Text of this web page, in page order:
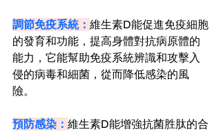
調節免疫系統： 維生素D能促進免疫細胞
的發育和功能，提高身體對抗病原體的
能力，它能幫助免疫系統辨識和攻擊入
侵的病毒和細菌，從而降低感染的風
險。
預防感染： 維生素D能增強抗菌胜肽的合